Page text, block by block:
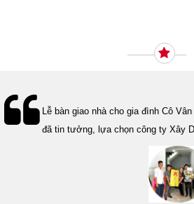
Lễ bàn giao nhà cho gia đình Cô
đã tin tưởng, lựa chọn công ty Xây